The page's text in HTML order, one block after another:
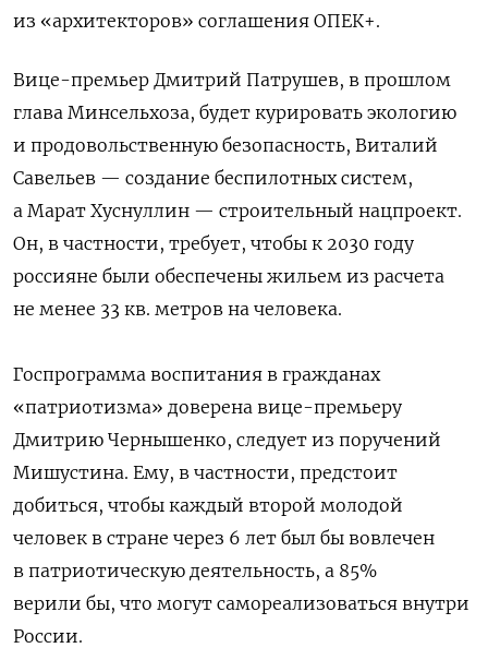
из «архитекторов» соглашения ОПЕК+.
Вице-премьер Дмитрий Патрушев, в прошлом
глава Минсельхоза, будет курировать экологию
и продовольственную безопасность, Виталий
Савельев — создание беспилотных систем,
а Марат Хуснуллин — строительный нацпроект.
Он, в частности, требует, чтобы к 2030 году
россияне были обеспечены жильем из расчета
не менее 33 кв. метров на человека.
Госпрограмма воспитания в гражданах
«патриотизма» доверена вице-премьеру
Дмитрию Чернышенко, следует из поручений
Мишустина. Ему, в частности, предстоит
добиться, чтобы каждый второй молодой
человек в стране через 6 лет был бы вовлечен
в патриотическую деятельность, а 85%
верили бы, что могут самореализоваться внутри
России.